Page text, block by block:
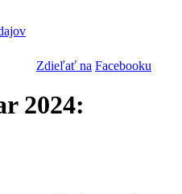
Zdieľať na Facebooku
2024: